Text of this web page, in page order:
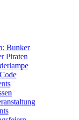
Bunker
Piraten